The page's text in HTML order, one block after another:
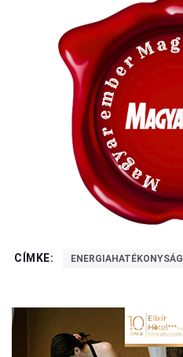
CÍMKE: ENERGIAHATÉKONYSÁG